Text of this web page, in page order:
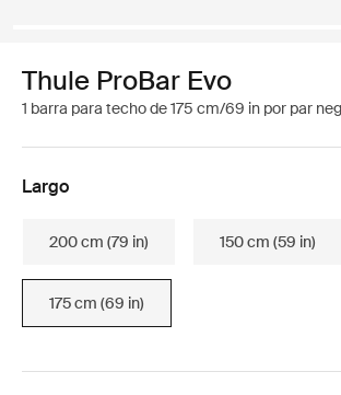
Thule ProBar Evo
1 barra para techo de 175 cm/69 in por par
Largo
200 cm (79 in) 150 cm (59 in)
175 cm (69 in)